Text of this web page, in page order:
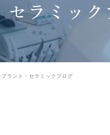
ワンデイジルコ
予防・メンテナン
オールオン4
ハートフルの治療
院内設備
ハートフル歯科
グループ院の案内
セラミック
プラント・セラミックブログ